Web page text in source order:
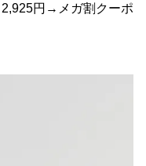
円→メガ割クーポ